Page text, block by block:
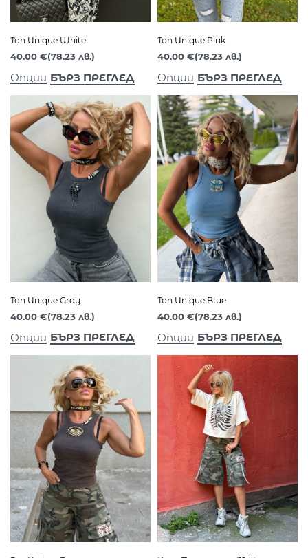
Топ Unique White
40.00 €(78.23 лв.)
Опции БЪРЗ ПРЕГЛЕД
Топ Unique Pink
40.00 €(78.23 лв.)
Опции БЪРЗ ПРЕГЛЕД
Топ Unique Gray
40.00 €(78.23 лв.)
Опции БЪРЗ ПРЕГЛЕД
Топ Unique Blue
40.00 €(78.23 лв.)
Опции БЪРЗ ПРЕГЛЕД